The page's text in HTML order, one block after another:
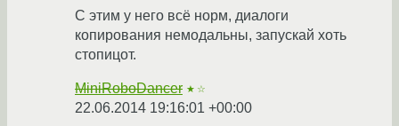
С этим у него всё норм, диалоги
копирования немодальны, запускай хоть
стопицот.
MiniRoboDancer ★☆
22.06.2014 19:16:01 +00:00